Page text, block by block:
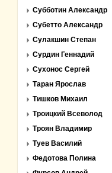
Субботин Александр
Субетто Александр
Сулакшин Степан
Сурдин Геннадий
Сухонос Сергей
Таран Ярослав
Тишков Михаил
Троицкий Всеволод
Троян Владимир
Туев Василий
Федотова Полина